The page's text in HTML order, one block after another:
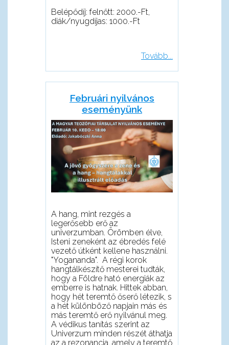
Belépődíj: felnőtt: 2000.-Ft,
diák/nyugdíjas: 1000.-Ft
Tovább...
Februári nyilvános
eseményünk
A hang, mint rezgés a
legerősebb erő az
univerzumban. Örömben élve,
Isteni zeneként az ébredés felé
vezető útként kellene használni.
"Yogananda". A régi korok
hangtálkészítő mesterei tudták,
hogy a Földre ható energiák az
emberre is hatnak. Hittek abban,
hogy hét teremtő őserő létezik, s
a hét különböző napjain más és
más teremtő erő nyilvánul meg.
A védikus tanítás szerint az
Univerzum minden részét áthatja
az a rezonancia, amely a teremtő